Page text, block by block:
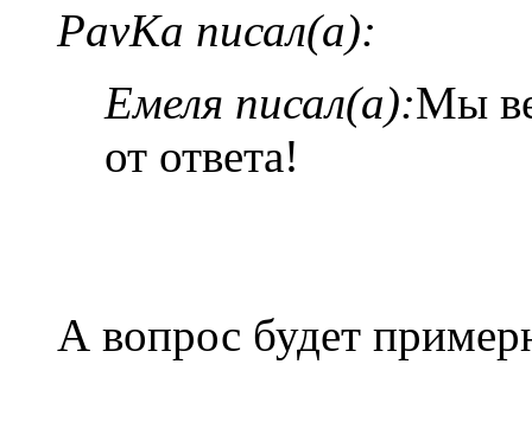
PavKa писал(а):
Емеля писал(а):Мы
от ответа!
А вопрос будет